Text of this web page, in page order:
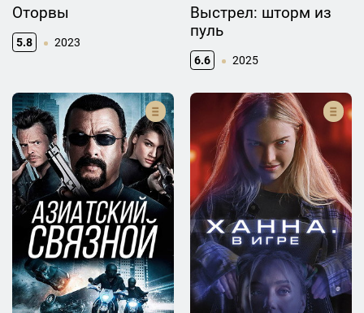
Оторвы
5.8 2023
Выстрел: шторм из
пуль
6.6 2025